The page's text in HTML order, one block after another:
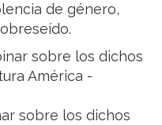
de género,
sobre los dichos